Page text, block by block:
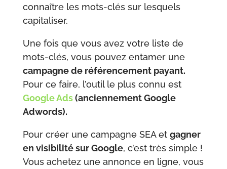
connaître les mots-clés sur lesquels
capitaliser.
Une fois que vous avez votre liste de
mots-clés, vous pouvez entamer une
campagne de référencement payant.
Pour ce faire, l’outil le plus connu est
Google Ads(anciennement Google
Adwords).
Pour créer une campagne SEA et gagner
en visibilité sur Google, c’est très simple !
Vous achetez une annonce en ligne, vous